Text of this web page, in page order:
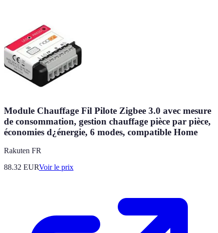
Module Chauffage Fil Pilote Zigbee 3.0 avec mesure
de consommation, gestion chauffage pièce par pièce,
économies d¿énergie, 6 modes, compatible Home
Rakuten FR
88.32 EURVoir le prix